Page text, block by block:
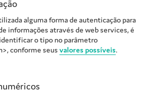
alguma forma de autenticação para
informações através de web services, é
o tipo no parâmetro
conforme seus valores possíveis.